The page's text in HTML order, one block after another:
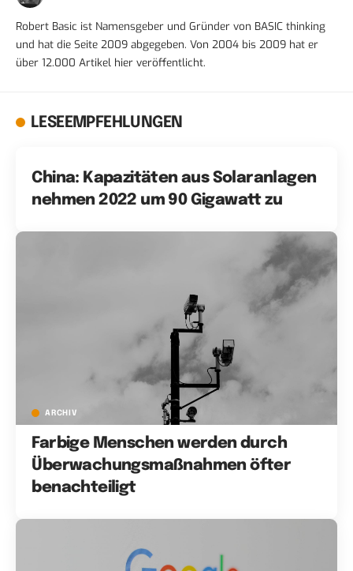
Robert Basic ist Namensgeber und Gründer von BASIC thinking
und hat die Seite 2009 abgegeben. Von 2004 bis 2009 hat er
über 12.000 Artikel hier veröffentlicht.
LESEEMPFEHLUNGEN
China: Kapazitäten aus Solaranlagen
nehmen 2022 um 90 Gigawatt zu
ARCHIV
Farbige Menschen werden durch
Überwachungsmaßnahmen öfter
benachteiligt